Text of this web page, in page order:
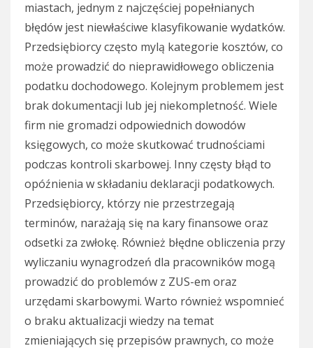
miastach, jednym z najczęściej popełnianych
błędów jest niewłaściwe klasyfikowanie wydatków.
Przedsiębiorcy często mylą kategorie kosztów, co
może prowadzić do nieprawidłowego obliczenia
podatku dochodowego. Kolejnym problemem jest
brak dokumentacji lub jej niekompletność. Wiele
firm nie gromadzi odpowiednich dowodów
księgowych, co może skutkować trudnościami
podczas kontroli skarbowej. Inny częsty błąd to
opóźnienia w składaniu deklaracji podatkowych.
Przedsiębiorcy, którzy nie przestrzegają
terminów, narażają się na kary finansowe oraz
odsetki za zwłokę. Również błędne obliczenia przy
wyliczaniu wynagrodzeń dla pracowników mogą
prowadzić do problemów z ZUS-em oraz
urzędami skarbowymi. Warto również wspomnieć
o braku aktualizacji wiedzy na temat
zmieniających się przepisów prawnych, co może